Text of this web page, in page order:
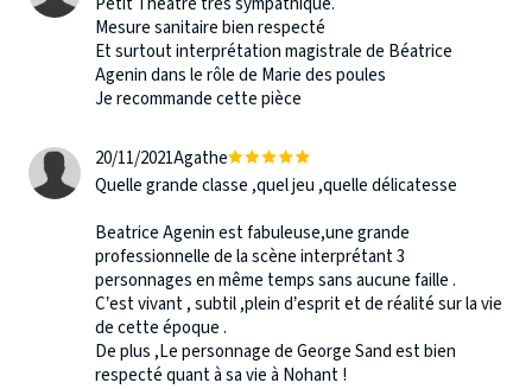
Mesure sanitaire bien respecté
Et surtout interprétation magistrale de Béatrice
Agenin dans le rôle de Marie des poules
Je recommande cette pièce
20/11/2021Agathe
Quelle grande classe ,quel jeu ,quelle délicatesse
Beatrice Agenin est fabuleuse,une grande
professionnelle de la scène interprétant 3
personnages en même temps sans aucune faille .
C’est vivant , subtil ,plein d’esprit et de réalité sur la vie
de cette époque .
De plus ,Le personnage de George Sand est bien
respecté quant à sa vie à Nohant !